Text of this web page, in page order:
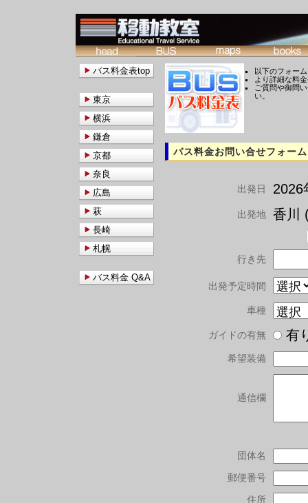
以下のフォー
より詳細な料
ご質問や御問
い。
バス料金お問い合せフォーム
出発日 2026
出発地 香川
行き先
出発予定時間
車種
ガイドの有無
希望装備
通信欄
団体名
郵便番号
住所
バス料金表top
東京
横浜
鎌倉
京都
奈良
広島
萩
長崎
札幌
バス料金 Q&A